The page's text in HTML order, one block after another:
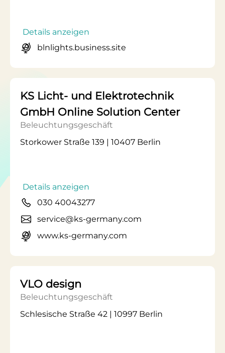
Details anzeigen
blnlights.business.site
KS Licht- und Elektrotechnik
GmbH Online Solution Center
Beleuchtungsgeschäft
Storkower Straße 139 | 10407 Berlin
Details anzeigen
030 40043277
service@ks-germany.com
www.ks-germany.com
VLO design
Beleuchtungsgeschäft
Schlesische Straße 42 | 10997 Berlin